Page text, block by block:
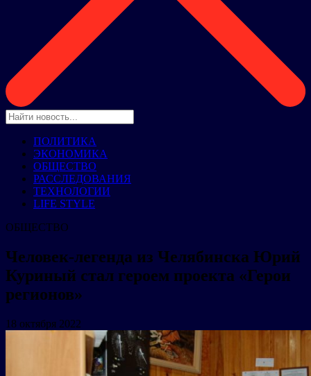
ПОЛИТИКА
ЭКОНОМИКА
ОБЩЕСТВО
РАССЛЕДОВАНИЯ
ТЕХНОЛОГИИ
LIFE STYLE
ОБЩЕСТВО
Человек-легенда из Челябинска Юрий
Куриный стал героем проекта «Герои
регионов»
18 октября 2022